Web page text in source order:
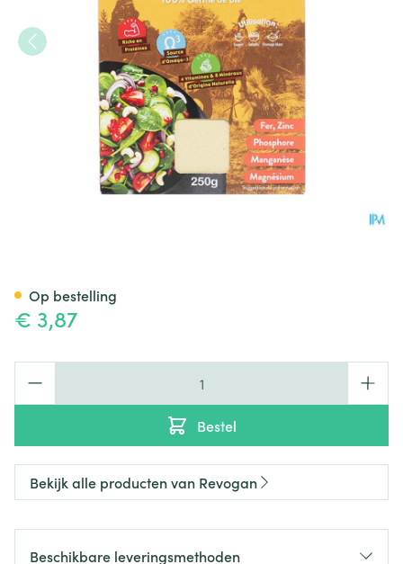
€ 3,87
Bestel
Op bestelling
Bekijk alle producten van Revogan
Beschikbare leveringsmethoden